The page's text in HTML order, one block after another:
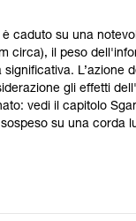
caduto su una
circa), il peso
L’azione
gli effetti
vedi il capitolo
su una corda